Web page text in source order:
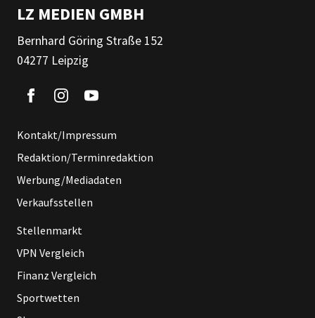
LZ MEDIEN GMBH
Bernhard Göring Straße 152
04277 Leipzig
Kontakt/Impressum
Redaktion/Terminredaktion
Werbung/Mediadaten
Verkaufsstellen
Stellenmarkt
VPN Vergleich
Finanz Vergleich
Sportwetten